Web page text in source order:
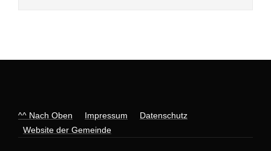
^^ Nach Oben Impressum
Datenschutz
Website der Gemeinde